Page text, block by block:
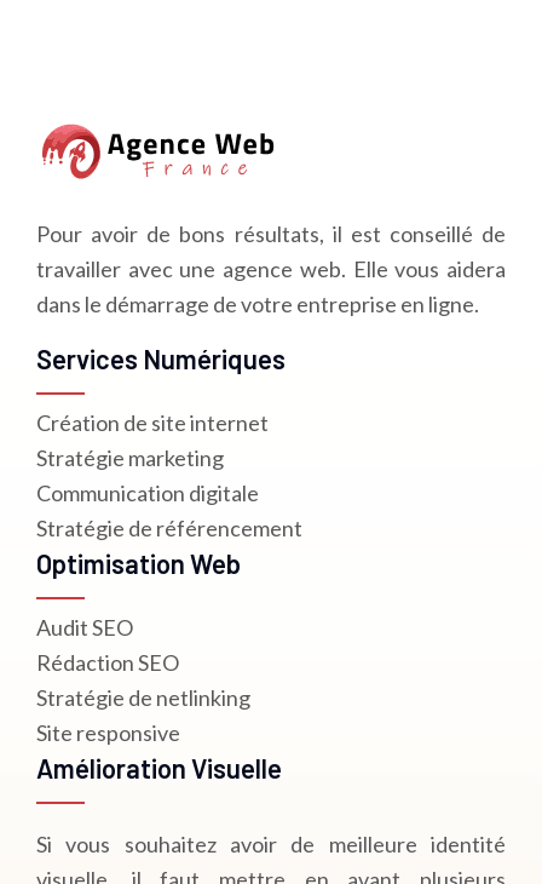
Pour avoir de bons résultats, il est conseillé de
travailler avec une agence web. Elle vous aidera
dans le démarrage de votre entreprise en ligne.
Services Numériques
Création de site internet
Stratégie marketing
Communication digitale
Stratégie de référencement
Optimisation Web
Audit SEO
Rédaction SEO
Stratégie de netlinking
Site responsive
Amélioration Visuelle
Si vous souhaitez avoir de meilleure identité